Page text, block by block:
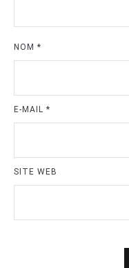
NOM *
E-MAIL *
SITE WEB